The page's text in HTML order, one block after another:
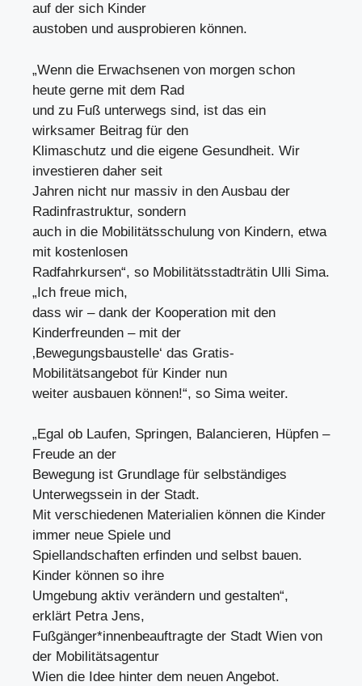
auf der sich Kinder
austoben und ausprobieren können.
„Wenn die Erwachsenen von morgen schon
heute gerne mit dem Rad
und zu Fuß unterwegs sind, ist das ein
wirksamer Beitrag für den
Klimaschutz und die eigene Gesundheit. Wir
investieren daher seit
Jahren nicht nur massiv in den Ausbau der
Radinfrastruktur, sondern
auch in die Mobilitätsschulung von Kindern, etwa
mit kostenlosen
Radfahrkursen“, so Mobilitätsstadträtin Ulli Sima.
„Ich freue mich,
dass wir – dank der Kooperation mit den
Kinderfreunden – mit der
‚Bewegungsbaustelle‘ das Gratis-
Mobilitätsangebot für Kinder nun
weiter ausbauen können!“, so Sima weiter.
„Egal ob Laufen, Springen, Balancieren, Hüpfen –
Freude an der
Bewegung ist Grundlage für selbständiges
Unterwegssein in der Stadt.
Mit verschiedenen Materialien können die Kinder
immer neue Spiele und
Spiellandschaften erfinden und selbst bauen.
Kinder können so ihre
Umgebung aktiv verändern und gestalten“,
erklärt Petra Jens,
Fußgänger*innenbeauftragte der Stadt Wien von
der Mobilitätsagentur
Wien die Idee hinter dem neuen Angebot.